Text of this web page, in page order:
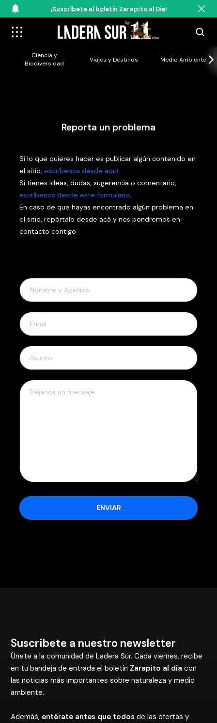
¡Suscríbete al boletín Zarapito al Día!
Ciencia y
Biodiversidad
Viajes y Destinos Medio Ambiente
Reporta un problema
Si lo que quieres hacer es publicar algún contenido en
el sitio, escríbenos desde aquí.
Si tienes ideas, dudas, sugerencia o comentario,
escríbenos desde este formulario.
En caso de que hayas encontrado algún problema en
el sitio, repórtalo desde acá y nos pondremos en
contacto contigo
Suscríbete a nuestro newsletter
Únete a la comunidad de Ladera Sur. Cada viernes, recibe
en tu bandeja de entrada el boletín Zarapito al día con
las noticias más importantes sobre naturaleza y medio
ambiente.
Además, entérate antes que todos de las ofertas y